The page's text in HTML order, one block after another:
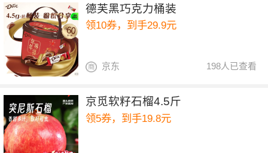
德芙黑巧克力桶装
领10券，到手29.9元
198人已查看
京东
京觅软籽石榴4.5斤
领5券，到手19.8元